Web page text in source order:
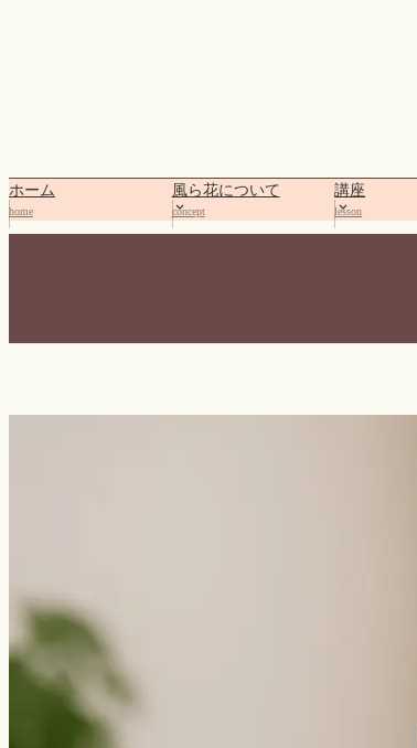
プ
ホーム
home
風ら花について
concept
講座
lesson